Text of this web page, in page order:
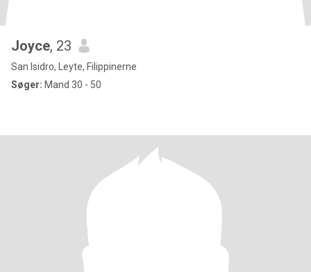
Joyce, 23
San Isidro, Leyte, Filippinerne
Søger: Mand 30 - 50